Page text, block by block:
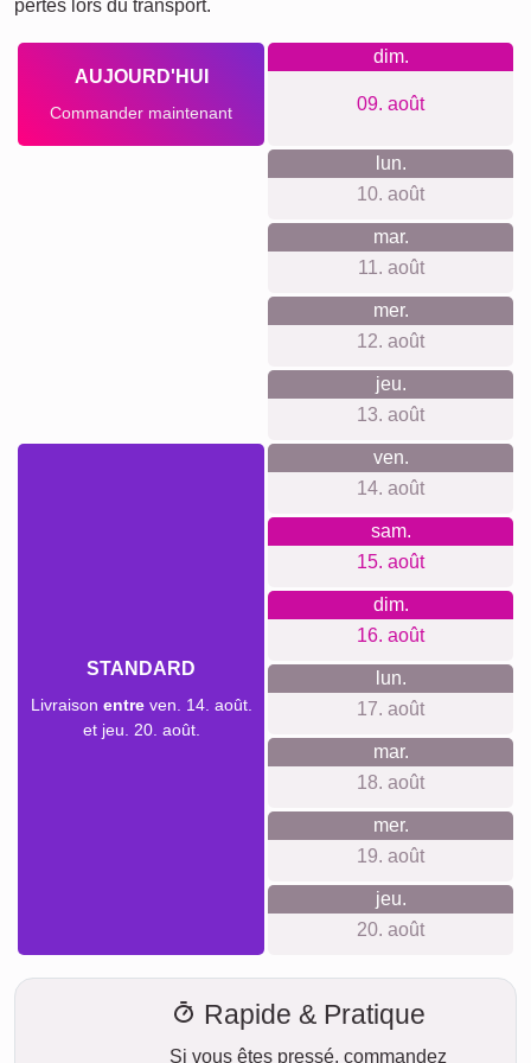
Ce que nous défendons
Aucune inscription, aucun suivi ni newsletter. Prix
transparents, suspension murale incluse lorsque c’est
simple pour débutants comme pour experts. Large choix de
formats, production responsable et climatiquement neutre.
Clients satisfaits, comme le montrent nos avis.
Quelque chose pour chaque
Idéal pour un salon inspiré nature, un bureau apaisant, un
chalet ou un studio créatif. Super cadeau pour passionnés
de randonnée, d’animaux ou de photo, anniversaires,
pendaison de crémaillère, remerciements, déco d’un gîte,
souvenir d’un voyage en Islande, en Norvège ou dans les
Alpes, hommage à un lieu marquant.
Créer un collage
Délai de livraison et aperçu de
livraison
Nous ne voulons pas faire de fausses promesses de
livraison. Avec notre aperçu de livraison, vous pouvez voir à
tout moment quand votre produit sera livré si vous